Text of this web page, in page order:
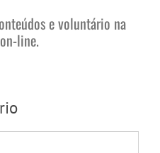
e voluntário na
line.